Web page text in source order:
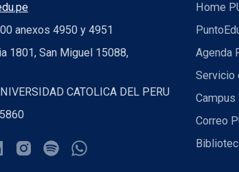
anexos 4950 y 4951
1801, San Miguel 15088,
CATOLICA DEL PERU
Home
Agenda
Servicio
Campus
Correo